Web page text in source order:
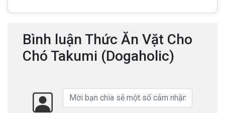
Bình luận Thức Ăn Vặt Cho
Chó Takumi (Dogaholic)